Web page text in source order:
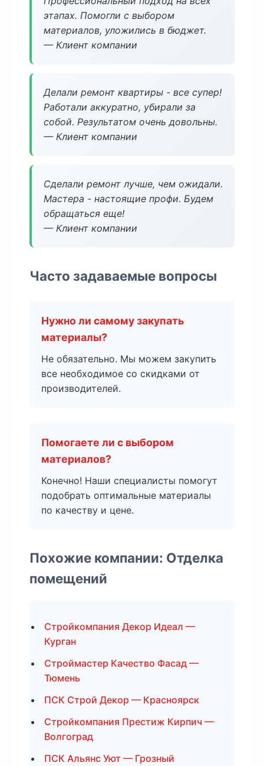
этапах. Помогли с выбором
материалов, уложились в бюджет.
— Клиент компании
Делали ремонт квартиры - все супер!
Работали аккуратно, убирали за
собой. Результатом очень довольны.
— Клиент компании
Сделали ремонт лучше, чем ожидали.
Мастера - настоящие профи. Будем
обращаться еще!
— Клиент компании
Часто задаваемые вопросы
Нужно ли самому закупать
материалы?
Не обязательно. Мы можем закупить
все необходимое со скидками от
производителей.
Помогаете ли с выбором
материалов?
Конечно! Наши специалисты помогут
подобрать оптимальные материалы
по качеству и цене.
Похожие компании: Отделка
помещений
Стройкомпания Декор Идеал —
Курган
Строймастер Качество Фасад —
Тюмень
ПСК Строй Декор — Красноярск
Стройкомпания Престиж Кирпич —
Волгоград
ПСК Альянс Уют — Грозный